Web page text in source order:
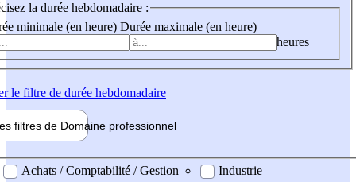
la durée hebdomadaire :
minimale (en heure) Durée maximale (en heure)
heures
le filtre de durée hebdomadaire
filtres de Domaine professionnel
professionel
Achats / Comptabilité / Gestion
Industrie